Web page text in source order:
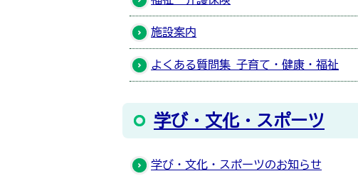
施設案内
よくある質問集 子育て・健康・福祉
学び・文化・スポーツ
学び・文化・スポーツのお知らせ